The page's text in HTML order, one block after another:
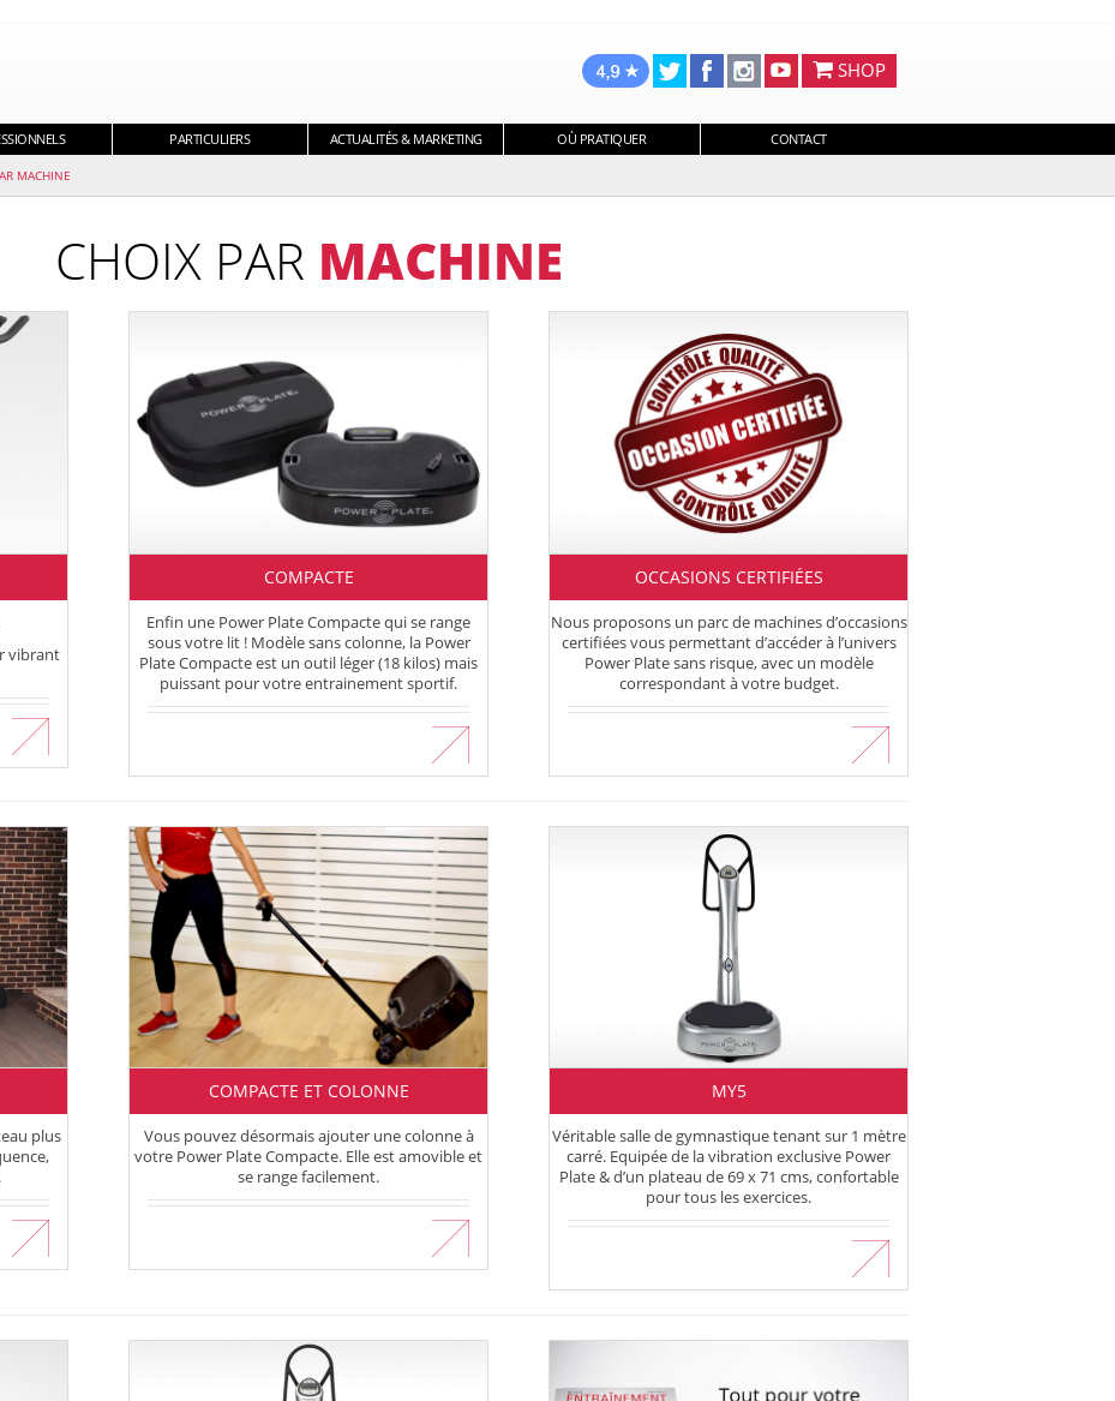
SHOP
PARTICULIERS ACTUALITÉS & MARKETING OÙ PRATIQUER CONTACT
MACHINE
CHOIX PAR MACHINE
vibrant
COMPACTE
Enfin une Power Plate Compacte qui se range
sous votre lit ! Modèle sans colonne, la Power
Plate Compacte est un outil léger (18 kilos) mais
puissant pour votre entrainement sportif.
OCCASIONS CERTIFIÉES
Nous proposons un parc de machines d’occasions
certifiées vous permettant d’accéder à l’univers
Power Plate sans risque, avec un modèle
correspondant à votre budget.
plus
COMPACTE ET COLONNE
Vous pouvez désormais ajouter une colonne à
votre Power Plate Compacte. Elle est amovible et
se range facilement.
MY5
Véritable salle de gymnastique tenant sur 1 mètre
carré. Equipée de la vibration exclusive Power
Plate & d’un plateau de 69 x 71 cms, confortable
pour tous les exercices.